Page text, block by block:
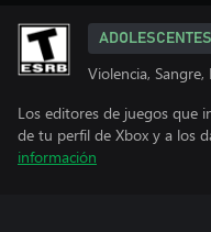
ADOLESCENTES
Violencia,
Los editores de juegos que
de tu perfil de Xbox y a los
información